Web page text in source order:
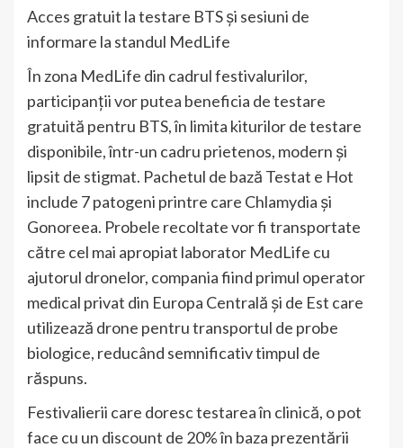
Acces gratuit la testare BTS și sesiuni de
informare la standul MedLife
În zona MedLife din cadrul festivalurilor,
participanții vor putea beneficia de testare
gratuită pentru BTS, în limita kiturilor de testare
disponibile, într-un cadru prietenos, modern și
lipsit de stigmat. Pachetul de bază Testat e Hot
include 7 patogeni printre care Chlamydia și
Gonoreea. Probele recoltate vor fi transportate
către cel mai apropiat laborator MedLife cu
ajutorul dronelor, compania fiind primul operator
medical privat din Europa Centrală și de Est care
utilizează drone pentru transportul de probe
biologice, reducând semnificativ timpul de
răspuns.
Festivalierii care doresc testarea în clinică, o pot
face cu un discount de 20% în baza prezentării